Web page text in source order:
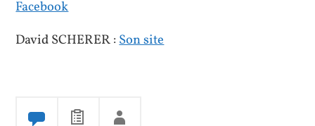
Facebook
David SCHERER :Son site